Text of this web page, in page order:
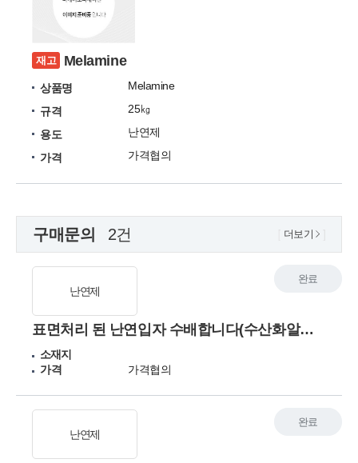
재고 Melamine
상품명
Melamine
규격
25㎏
용도
난연제
가격
가격협의
구매문의 2건 더보기
난연제
표면처리 된 난연입자 수배합니다(수산화알루미늄)
소재지
가격
가격협의
완료
난연제
완료